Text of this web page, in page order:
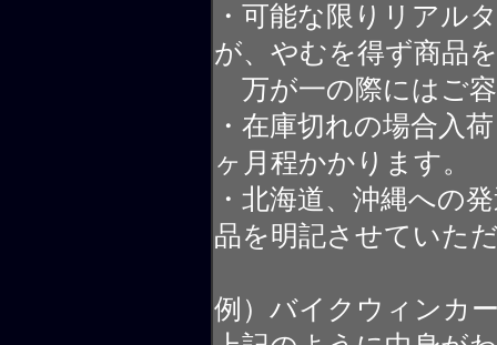
・可能な限りリアル
が、やむを得ず商品
万が一の際にはご
・在庫切れの場合入
ヶ月程かかります。
・北海道、沖縄への
品を明記させていた
例）バイクウィンカ